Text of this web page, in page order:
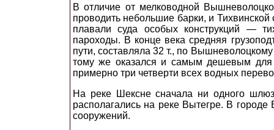
В отличие от мелководной
проводить небольшие барки, и Тихвинской
плавали суда особых конструкций —
пароходы. В конце века средняя
пути, составляла 32 т., по
тому же оказался и самым дешевым для
примерно три четверти всех водных
На реке Шексне сначала ни одного
располагались на реке Вытегре. В
сооружений.